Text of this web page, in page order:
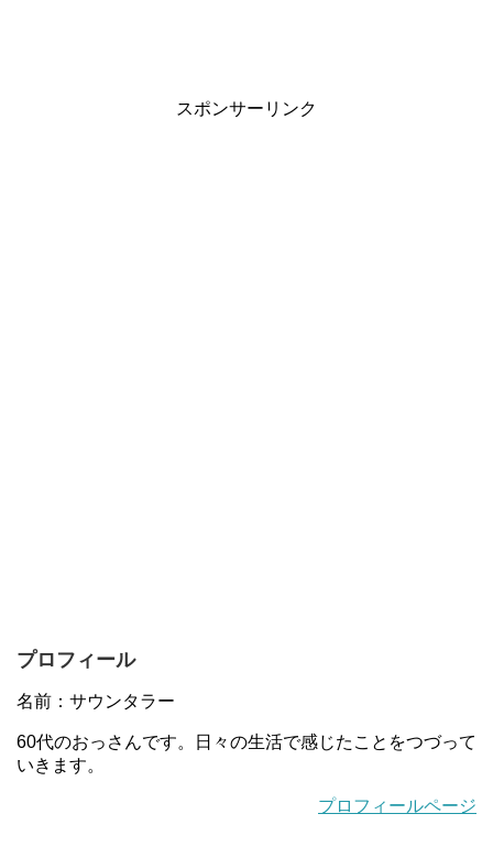
スポンサーリンク
プロフィール
名前：サウンタラー
60代のおっさんです。日々の生活で感じたことをつづって
いきます。
プロフィールページ